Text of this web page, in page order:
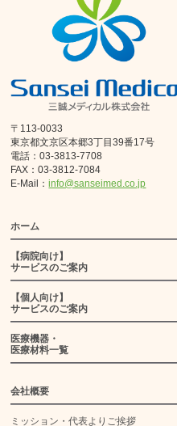
〒113-0033
東京都文京区本郷3丁目39番17号
電話：03-3813-7708
FAX：03-3812-7084
E-Mail：info@sanseimed.co.jp
ホーム
【病院向け】
サービスのご案内
【個人向け】
サービスのご案内
医療機器・
医療材料一覧
会社概要
ミッション・代表よりご挨拶